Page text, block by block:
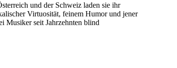
und der Schweiz laden sie ihr
Virtuosität, feinem Humor und jener
Musiker seit Jahrzehnten blind